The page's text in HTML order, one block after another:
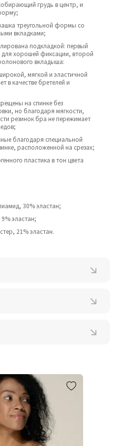
грудь в центр, и
треугольной формы со
вкладками;
подкладкой: первый
хорошей фиксации, второй
вкладыша:
мягкой и эластичной
в качестве бретелей и
на спинке без
но благодаря мягкости,
резинок бра не пережимает
благодаря специальной
расположенной на срезах;
пластика в тон цвета
30% эластан;
эластан;
21% эластан.